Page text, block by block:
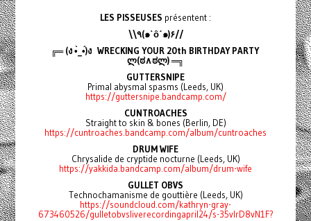
LES PISSEUSES présentent :
\\٩(๑`ȏ´๑)۶//
╔═ (ง •̀_•́)ง WRECKING YOUR 20th BIRTHDAY PARTY
ლ(ಠ∧ಠლ) ═╗
GUTTERSNIPE
Primal abysmal spasms (Leeds, UK)
https://guttersnipe.bandcamp.com/
CUNTROACHES
Straight to skin & bones (Berlin, DE)
https://cuntroaches.bandcamp.com/album/cuntroaches
DRUM WIFE
Chrysalide de cryptide nocturne (Leeds, UK)
https://yakkida.bandcamp.com/album/drum-wife
GULLET OBVS
Technochamanisme de gouttière (Leeds, UK)
https://soundcloud.com/kathryn-gray-
673460526/gulletobvsliverecordingapril24/s-35vlrD8vN1F?